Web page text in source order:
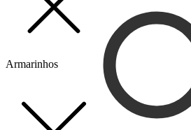
Armarinhos